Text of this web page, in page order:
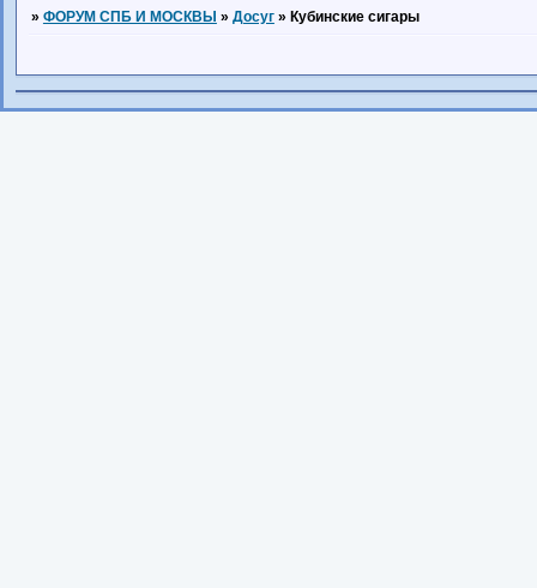
» ФОРУМ СПБ И МОСКВЫ » Досуг » Кубинские сигары